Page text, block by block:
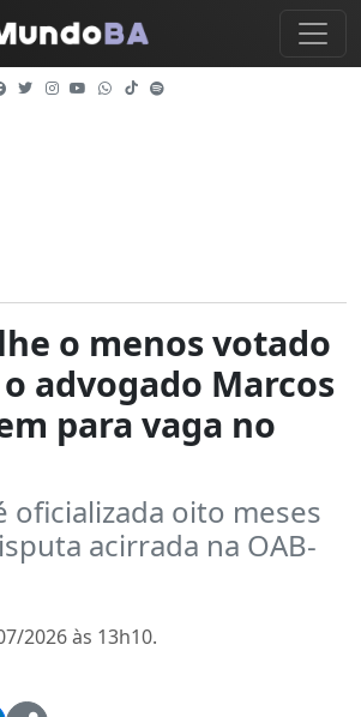
o menos votado
advogado Marcos
para vaga no
oficializada oito meses
acirrada na OAB-
2026 às 13h10.